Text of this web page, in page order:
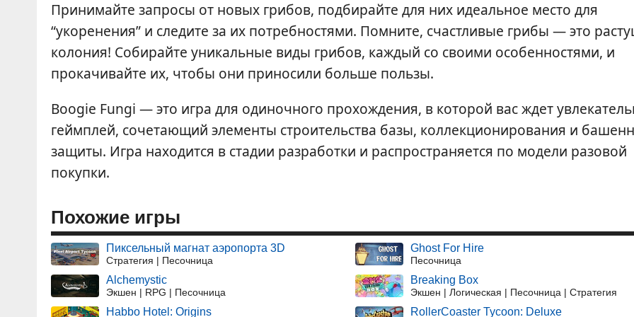
Принимайте запросы от новых грибов, подбирайте для них идеальное место для
“укоренения” и следите за их потребностями. Помните, счастливые грибы — это
колония! Собирайте уникальные виды грибов, каждый со своими особенностями, и
прокачивайте их, чтобы они приносили больше пользы.
Boogie Fungi — это игра для одиночного прохождения, в которой вас ждет
геймплей, сочетающий элементы строительства базы, коллекционирования и
защиты. Игра находится в стадии разработки и распространяется по модели разовой
покупки.
Похожие игры
Пиксельный магнат аэропорта 3D
Стратегия | Песочница
Alchemystic
Экшен | RPG | Песочница
Habbo Hotel: Origins
Ghost For Hire
Песочница
Breaking Box
Экшен | Логическая | Песочница | Стратегия
RollerCoaster Tycoon: Deluxe